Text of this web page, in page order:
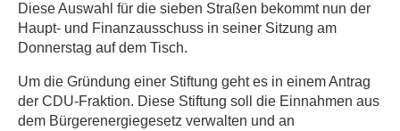
Diese Auswahl für die sieben Straßen bekommt nun der
Haupt- und Finanzausschuss in seiner Sitzung am
Donnerstag auf dem Tisch.
Um die Gründung einer Stiftung geht es in einem Antrag
der CDU-Fraktion. Diese Stiftung soll die Einnahmen aus
dem Bürgerenergiegesetz verwalten und an